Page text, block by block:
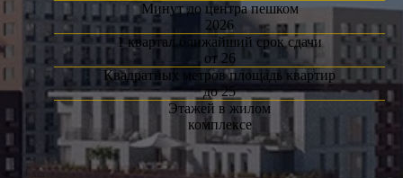
Минут до центра пешком
2026
1 квартал ближайший срок сдачи
от 26
Квадратных метров площадь квартир
до 25
Этажей в жилом
комплексе